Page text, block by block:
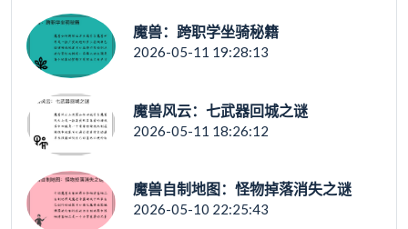
魔兽：跨职学坐骑秘籍
2026-05-11 19:28:13
魔兽风云：七武器回城之谜
2026-05-11 18:26:12
魔兽自制地图：怪物掉落消失之谜
2026-05-10 22:25:43